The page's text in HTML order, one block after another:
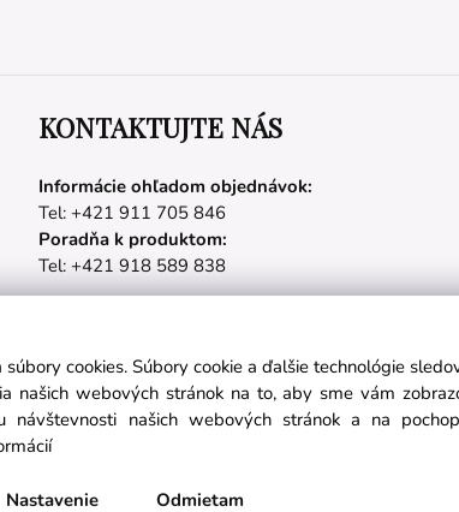
KONTAKTUJTE NÁS
Informácie ohľadom objednávok:
Tel: +421 911 705 846
Poradňa k produktom:
Tel: +421 918 589 838
sa na odber noviniek:
Partnerské
cookies. Súbory cookie a ďalšie technológie
našich webových stránok na to, aby sme vám
návštevnosti našich webových stránok a na
Nastavenie Odmietam